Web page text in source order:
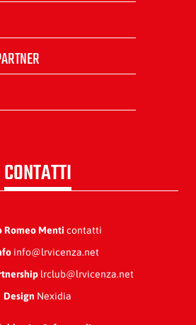
CONTATTI
Romeo Menti contatti
info@lrvicenza.net
lrclub@lrvicenza.net
Design Nexidia